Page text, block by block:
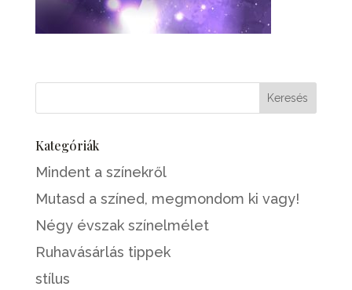
Kategóriák
Mindent a színekről
Mutasd a színed, megmondom ki vagy!
Négy évszak színelmélet
Ruhavásárlás tippek
stílus